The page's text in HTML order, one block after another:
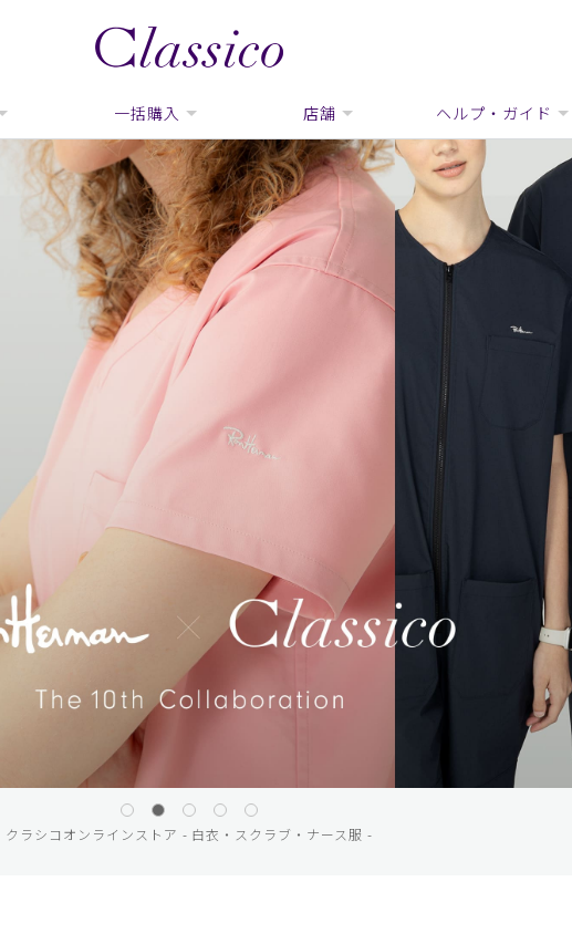
一括購入 店舗 ヘルプ・ガイド
クラシコオンラインストア - 白衣・スクラブ・ナース服 -